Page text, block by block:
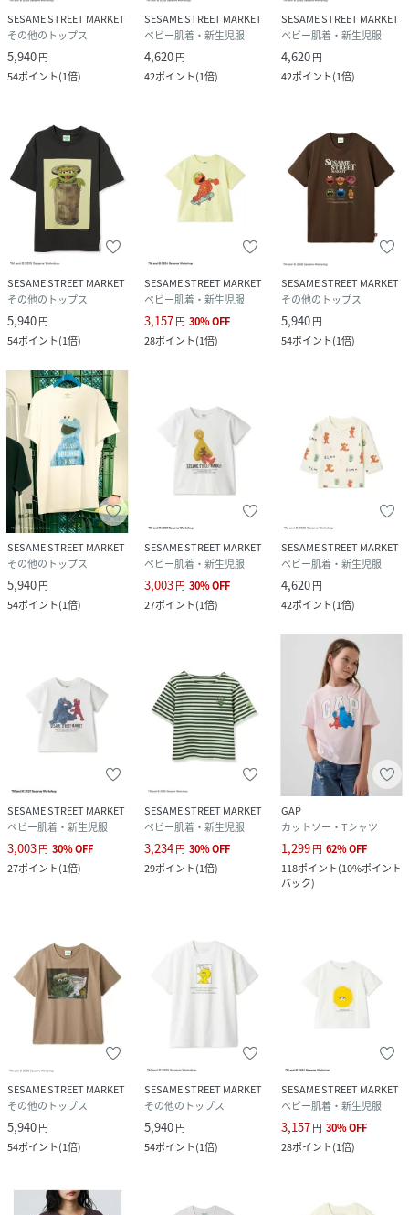
SESAME STREET MARKET
その他のトップス
5,940円
54ポイント(1倍)
SESAME STREET MARKET
ベビー肌着・新生児服
4,620円
42ポイント(1倍)
SESAME STREET MARKET
ベビー肌着・新生児服
4,620円
42ポイント(1倍)
SESAME STREET MARKET
その他のトップス
5,940円
54ポイント(1倍)
SESAME STREET MARKET
ベビー肌着・新生児服
3,157円 30%OFF
28ポイント(1倍)
SESAME STREET MARKET
その他のトップス
5,940円
54ポイント(1倍)
SESAME STREET MARKET
その他のトップス
5,940円
54ポイント(1倍)
SESAME STREET MARKET
ベビー肌着・新生児服
3,003円 30%OFF
27ポイント(1倍)
SESAME STREET MARKET
ベビー肌着・新生児服
4,620円
42ポイント(1倍)
SESAME STREET MARKET
ベビー肌着・新生児服
3,003円 30%OFF
27ポイント(1倍)
SESAME STREET MARKET
ベビー肌着・新生児服
3,234円 30%OFF
29ポイント(1倍)
GAP
カットソー・Tシャツ
1,299円 62%OFF
118ポイント(10%ポイント
バック)
SESAME STREET MARKET
その他のトップス
5,940円
54ポイント(1倍)
SESAME STREET MARKET
その他のトップス
5,940円
54ポイント(1倍)
SESAME STREET MARKET
ベビー肌着・新生児服
3,157円 30%OFF
28ポイント(1倍)